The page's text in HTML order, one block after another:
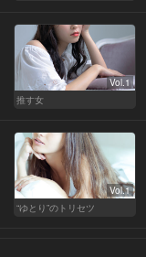
Vol.1
推す女
Vol.1
“ゆとり”のトリセツ